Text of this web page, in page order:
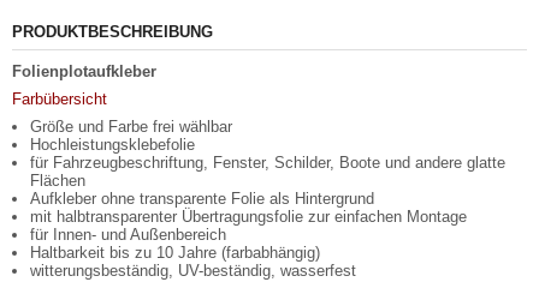
PRODUKTBESCHREIBUNG
Folienplotaufkleber
Farbübersicht
Größe und Farbe frei wählbar
Hochleistungsklebefolie
für Fahrzeugbeschriftung, Fenster, Schilder, Boote und andere glatte
Flächen
Aufkleber ohne transparente Folie als Hintergrund
mit halbtransparenter Übertragungsfolie zur einfachen Montage
für Innen- und Außenbereich
Haltbarkeit bis zu 10 Jahre (farbabhängig)
witterungsbeständig, UV-beständig, wasserfest